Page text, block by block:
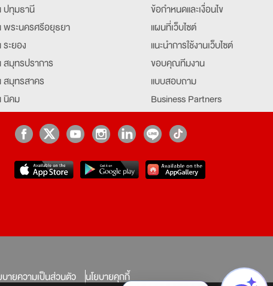
ปทุมธานี
พระนครศรีอยุธยา
ระยอง
สมุทรปราการ
สมุทรสาคร
นิคม
ยุธยา
ข้อกำหนดและเงื่อนไข
แผนที่เว็บไซต์
แนะนำการใช้งานเว็บไซต์
ขอบคุณทีมงาน
แบบสอบถาม
Business Partners
Partner มหาวิทยาลัย
Job Index
job
บายความเป็นส่วนตัว นโยบายคุกกี้